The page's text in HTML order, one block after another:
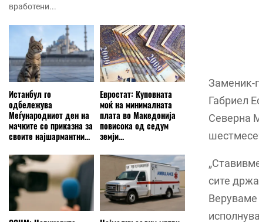
Заменик-
Габриел
Северна
сите
Веруваме
вработени...
Истанбул го
одбележува
Меѓународниот ден на
мачките со приказна за
своите најшармантни...
Евростат: Куповната
моќ на минималната
плата во Македонија
повисока од седум
земји...